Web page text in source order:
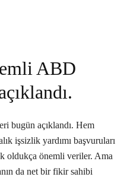
ABD
bugün açıklandı. Hem
işsizlik yardımı başvuruları
oldukça önemli veriler. Ama
da net bir fikir sahibi